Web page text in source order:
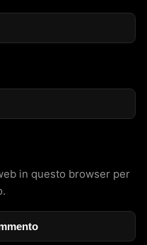
in questo browser per